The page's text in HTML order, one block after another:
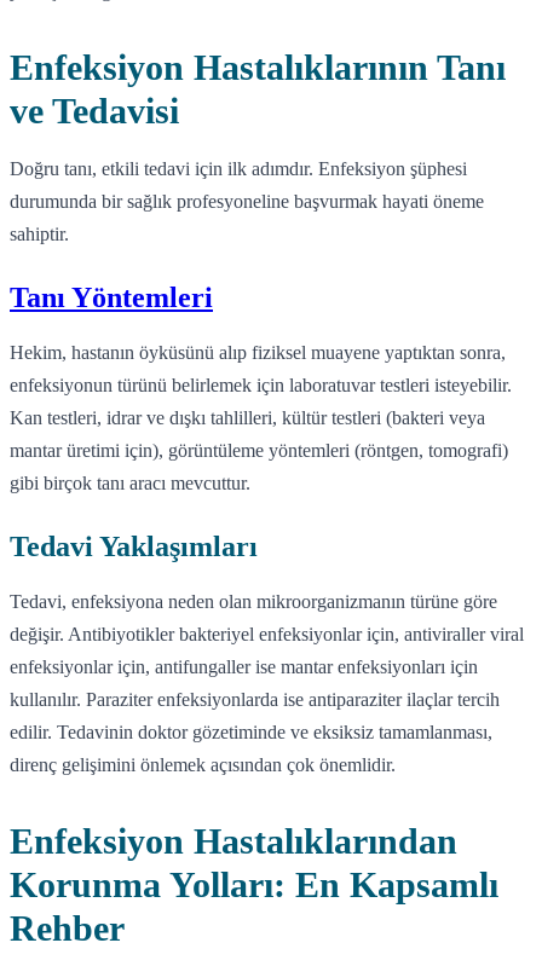
Enfeksiyon Hastalıklarının Tanı
ve Tedavisi
Doğru tanı, etkili tedavi için ilk adımdır. Enfeksiyon şüphesi
durumunda bir sağlık profesyoneline başvurmak hayati öneme
sahiptir.
Tanı Yöntemleri
Hekim, hastanın öyküsünü alıp fiziksel muayene yaptıktan sonra,
enfeksiyonun türünü belirlemek için laboratuvar testleri isteyebilir.
Kan testleri, idrar ve dışkı tahlilleri, kültür testleri (bakteri veya
mantar üretimi için), görüntüleme yöntemleri (röntgen, tomografi)
gibi birçok tanı aracı mevcuttur.
Tedavi Yaklaşımları
Tedavi, enfeksiyona neden olan mikroorganizmanın türüne göre
değişir. Antibiyotikler bakteriyel enfeksiyonlar için, antiviraller viral
enfeksiyonlar için, antifungaller ise mantar enfeksiyonları için
kullanılır. Paraziter enfeksiyonlarda ise antiparaziter ilaçlar tercih
edilir. Tedavinin doktor gözetiminde ve eksiksiz tamamlanması,
direnç gelişimini önlemek açısından çok önemlidir.
Enfeksiyon Hastalıklarından
Korunma Yolları: En Kapsamlı
Rehber